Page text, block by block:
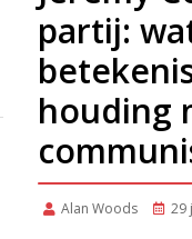
partij:
houding
Alan Woods 29